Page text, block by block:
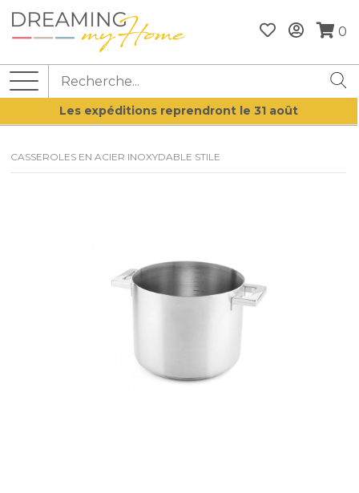
0
Les expéditions reprendront le 31 août
CASSEROLES EN ACIER INOXYDABLE STILE